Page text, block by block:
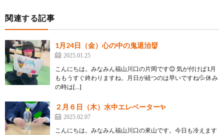
関連する記事
1月24日（金）心の中の鬼退治👹
2025.01.25
こんにちは。みなみん福山川口の片岡です😊 気が付けば1月
ももうすぐ終わりますね。月日が経つのは早いですね💦 休み
の時は[…]
２月６日（木）水中エレベーター✨
2025.02.07
こんにちは。みなみん福山川口の來山です。今日も冷えます